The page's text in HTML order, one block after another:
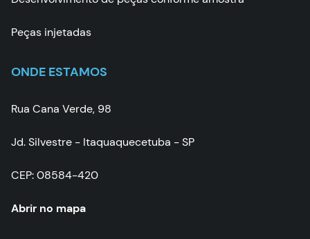
Peças injetadas
ONDE ESTAMOS
Rua Cana Verde, 98
Jd. Silvestre - Itaquaquecetuba - SP
CEP: 08584-420
Abrir no mapa